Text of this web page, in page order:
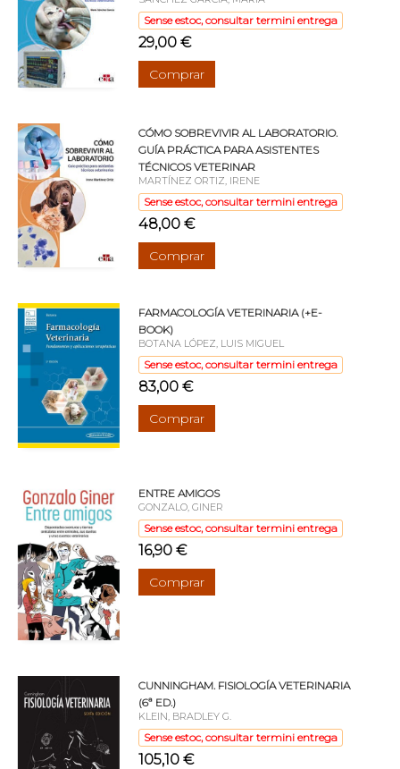
Sense estoc, consultar termini entrega
29,00 €
Comprar
CÓMO SOBREVIVIR AL LABORATORIO.
GUÍA PRÁCTICA PARA ASISTENTES
TÉCNICOS VETERINAR
MARTÍNEZ ORTIZ, IRENE
Sense estoc, consultar termini entrega
48,00 €
Comprar
FARMACOLOGÍA VETERINARIA (+E-
BOOK)
BOTANA LÓPEZ, LUIS MIGUEL
Sense estoc, consultar termini entrega
83,00 €
Comprar
ENTRE AMIGOS
GONZALO, GINER
Sense estoc, consultar termini entrega
16,90 €
Comprar
CUNNINGHAM. FISIOLOGÍA VETERINARIA
(6ª ED.)
KLEIN, BRADLEY G.
Sense estoc, consultar termini entrega
105,10 €